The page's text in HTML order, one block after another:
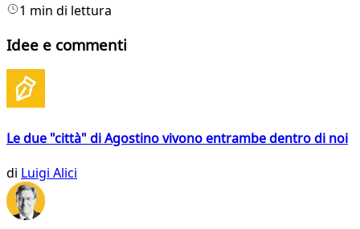
1 min di lettura
Idee e commenti
Le due "città" di Agostino vivono entrambe dentro di noi
di Luigi Alici